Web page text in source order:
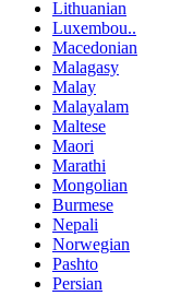
Lithuanian
Luxembou..
Macedonian
Malagasy
Malay
Malayalam
Maltese
Maori
Marathi
Mongolian
Burmese
Nepali
Norwegian
Pashto
Persian